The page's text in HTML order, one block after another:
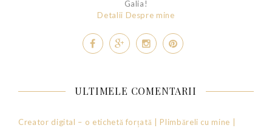
Galia!
Detalii Despre mine
ULTIMELE COMENTARII
Creator digital – o etichetă forțată | Plimbăreli cu mine |